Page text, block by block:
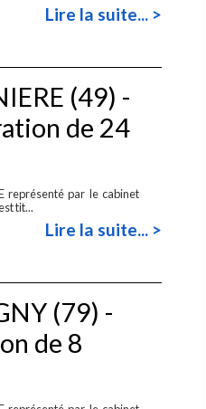
Lire la suite... >
(49) -
de 24
représenté par le cabinet
tit...
Lire la suite... >
(79) -
de 8